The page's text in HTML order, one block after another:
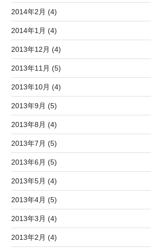
2014年2月 (4)
2014年1月 (4)
2013年12月 (4)
2013年11月 (5)
2013年10月 (4)
2013年9月 (5)
2013年8月 (4)
2013年7月 (5)
2013年6月 (5)
2013年5月 (4)
2013年4月 (5)
2013年3月 (4)
2013年2月 (4)